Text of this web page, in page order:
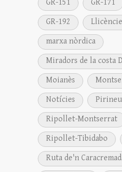
GR-151
GR-171
GR-192
marxa nòrdica
Miradors de la costa
Moianès
Notícies
Pirineu
Ripollet-Montserrat
Ripollet-Tibidabo
Ruta de'n